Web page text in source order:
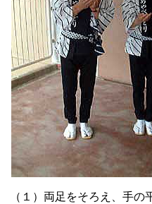
（１）両足をそろえ、手の